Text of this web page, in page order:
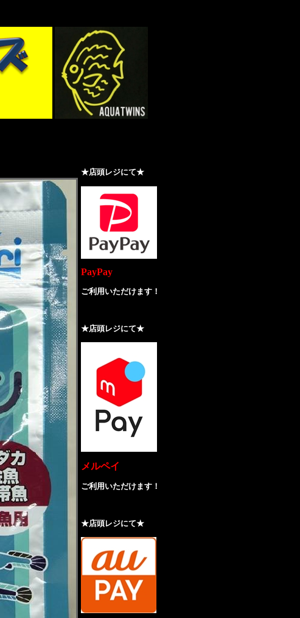
★店頭レジにて★
PayPay
ご利用いただけます！
★店頭レジにて★
メルペイ
ご利用いただけます！
★店頭レジにて★